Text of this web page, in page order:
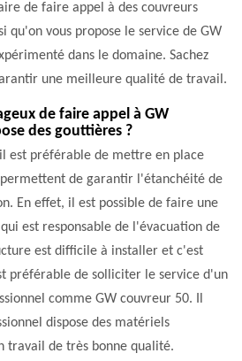
de faire appel à des couvreurs
qu'on vous propose le service de GW
dans le domaine. Sachez
une meilleure qualité de travail.
de faire appel à GW
des gouttières ?
il est préférable de mettre en place
de garantir l'étanchéité de
En effet, il est possible de faire une
est responsable de l'évacuation de
est difficile à installer et c'est
préférable de solliciter le service d'un
comme GW couvreur 50. Il
dispose des matériels
travail de très bonne qualité.